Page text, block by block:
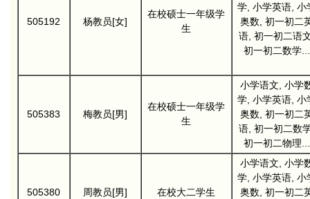
505192 杨教员[女]
在校硕士一年级学
生
学, 小学英语, 小
奥数, 初一初二
语, 初一初二语
初一初二数学...
505383 梅教员[男]
在校硕士一年级学
生
小学语文, 小学
学, 小学英语, 小
奥数, 初一初二
语, 初一初二数
初一初二物理...
505380 周教员[男] 在校大二学生
小学语文, 小学
学, 小学英语, 小
奥数, 初一初二